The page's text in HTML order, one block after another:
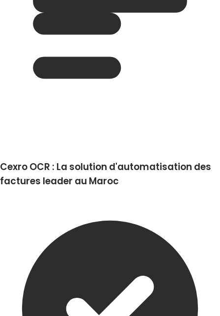
Cexro OCR : La solution d'automatisation des
factures leader au Maroc